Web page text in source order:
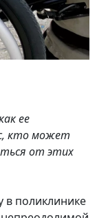
ее
кто может
от этих
в поликлинике